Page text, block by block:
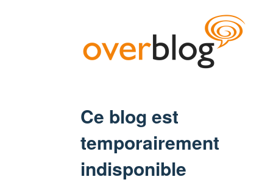
Ce blog est
temporairement
indisponible